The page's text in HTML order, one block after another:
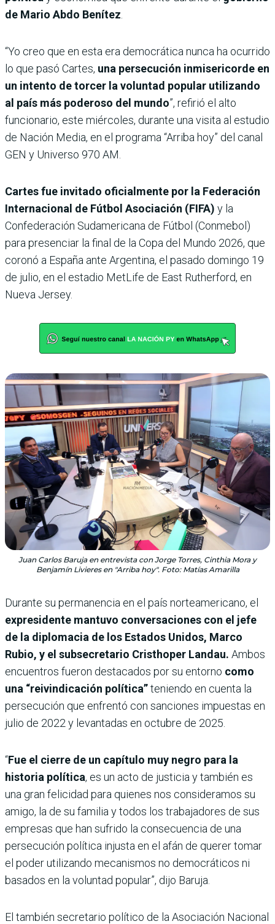
de Mario Abdo Benítez
“Yo creo que en esta era democrática nunca ha ocurrido
lo que pasó Cartes, una persecución inmisericorde en
un intento de torcer la voluntad popular utilizando
al país más poderoso del mundo”, refirió el alto
funcionario, este miércoles, durante una visita al estudio
de Nación Media, en el programa “Arriba hoy” del canal
GEN y Universo 970 AM.
Cartes fue invitado oficialmente por la Federación
Internacional de Fútbol Asociación (FIFA) y la
Confederación Sudamericana de Fútbol (Conmebol)
para presenciar la final de la Copa del Mundo 2026, que
coronó a España ante Argentina, el pasado domingo 19
de julio, en el estadio MetLife de East Rutherford, en
Nueva Jersey.
Juan Carlos Baruja en entrevista con Jorge Torres, Cinthia Mora y
Benjamín Livieres en "Arriba hoy". Foto: Matías Amarilla
Durante su permanencia en el país norteamericano, el
expresidente mantuvo conversaciones con el jefe
de la diplomacia de los Estados Unidos, Marco
Rubio, y el subsecretario Cristhoper Landau. Ambos
encuentros fueron destacados por su entorno como
una “reivindicación política”teniendo en cuenta la
persecución que enfrentó con sanciones impuestas en
julio de 2022 y levantadas en octubre de 2025.
“Fue el cierre de un capítulo muy negro para la
historia política, es un acto de justicia y también es
una gran felicidad para quienes nos consideramos su
amigo, la de su familia y todos los trabajadores de sus
empresas que han sufrido la consecuencia de una
persecución política injusta en el afán de querer tomar
el poder utilizando mecanismos no democráticos ni
basados en la voluntad popular”, dijo Baruja.
El también secretario político de la Asociación Nacional